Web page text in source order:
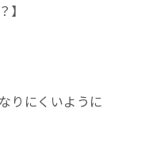
】
りにくいように